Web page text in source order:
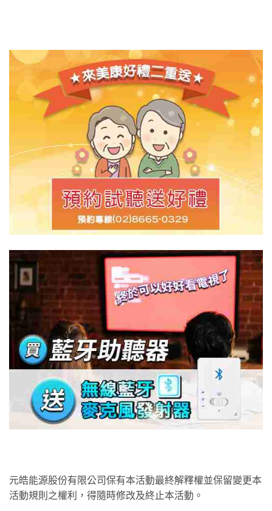
元皓能源股份有限公司保有本活動最終解釋權並保留變更本
活動規則之權利，得隨時修改及終止本活動。